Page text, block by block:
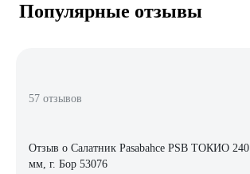
Популярные отзывы
57 отзывов
Отзыв о Салатник Pasabahce PSB ТОКИО 240
мм, г. Бор 53076